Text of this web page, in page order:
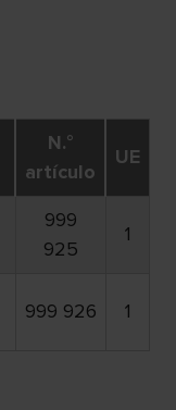
N.°
artículo
UE
999
925
1
999 926 1